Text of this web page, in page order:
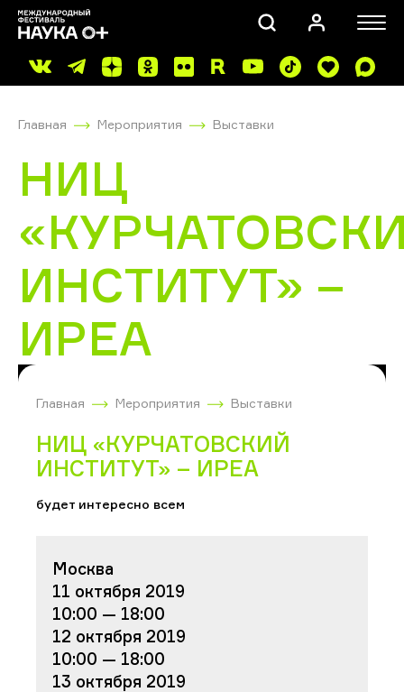
ПОИСК
Главная Мероприятия Выставки
НИЦ
ИНСТИТУТ» –
ИРЕА
Главная Мероприятия Выставки
НИЦ «КУРЧАТОВСКИЙ
ИНСТИТУТ» – ИРЕА
будет интересно всем
Москва
11 октября 2019
10:00 — 18:00
12 октября 2019
10:00 — 18:00
13 октября 2019